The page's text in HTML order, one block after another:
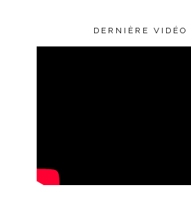
DERNIÈRE VIDÉO